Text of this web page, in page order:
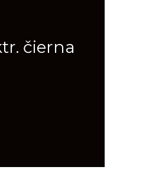
čierna